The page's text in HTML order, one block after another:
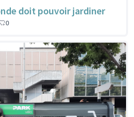
doit pouvoir jardiner
0